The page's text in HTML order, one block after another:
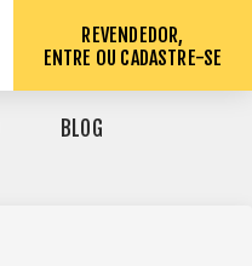
REVENDEDOR,
ENTRE OU CADASTRE-SE
BLOG